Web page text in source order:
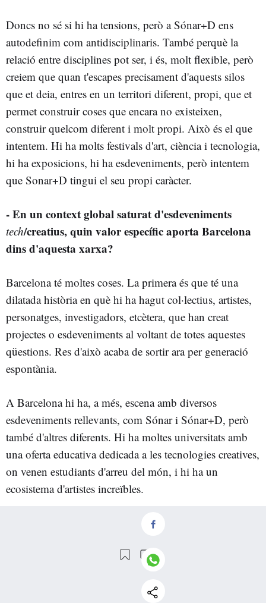
Doncs no sé si hi ha tensions, però a Sónar+D ens
autodefinim com antidisciplinaris. També perquè la
relació entre disciplines pot ser, i és, molt flexible, però
creiem que quan t'escapes precisament d'aquests silos
que et deia, entres en un territori diferent, propi, que et
permet construir coses que encara no existeixen,
construir quelcom diferent i molt propi. Això és el que
intentem. Hi ha molts festivals d'art, ciència i tecnologia,
hi ha exposicions, hi ha esdeveniments, però intentem
que Sonar+D tingui el seu propi caràcter.
- En un context global saturat d'esdeveniments
tech/creatius, quin valor específic aporta Barcelona
dins d'aquesta xarxa?
Barcelona té moltes coses. La primera és que té una
dilatada història en què hi ha hagut col·lectius, artistes,
personatges, investigadors, etcètera, que han creat
projectes o esdeveniments al voltant de totes aquestes
qüestions. Res d'això acaba de sortir ara per generació
espontània.
A Barcelona hi ha, a més, escena amb diversos
esdeveniments rellevants, com Sónar i Sónar+D, però
també d'altres diferents. Hi ha moltes universitats amb
una oferta educativa dedicada a les tecnologies creatives,
on venen estudiants d'arreu del món, i hi ha un
ecosistema d'artistes increïbles.
Per tant, crec que, de tota la gradació de formats que
Barcelona hi ha una comunitat en què tots els graus